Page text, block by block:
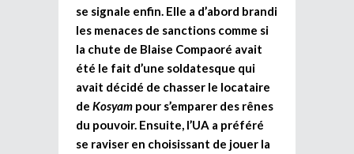
se signale enfin. Elle a d’abord brandi
les menaces de sanctions comme si
la chute de Blaise Compaoré avait
été le fait d’une soldatesque qui
avait décidé de chasser le locataire
de Kosyam pour s’emparer des rênes
du pouvoir. Ensuite, l’UA a préféré
se raviser en choisissant de jouer la